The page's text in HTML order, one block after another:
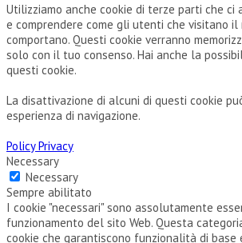
Utilizziamo anche cookie di terze parti che ci
e comprendere come gli utenti che visitano
comportano. Questi cookie verranno
solo con il tuo consenso. Hai anche la
questi cookie.
La disattivazione di alcuni di questi cookie
esperienza di navigazione.
Policy Privacy
Necessary
Necessary
Sempre abilitato
I cookie "necessari" sono assolutamente
funzionamento del sito Web. Questa
cookie che garantiscono funzionalità di